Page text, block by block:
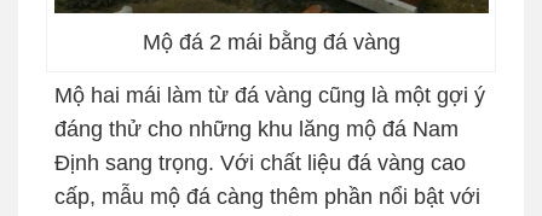
Mộ đá 2 mái bằng đá vàng
Mộ hai mái làm từ đá vàng cũng là một gợi ý
đáng thử cho những khu lăng mộ đá Nam
Định sang trọng. Với chất liệu đá vàng cao
cấp, mẫu mộ đá càng thêm phần nổi bật với